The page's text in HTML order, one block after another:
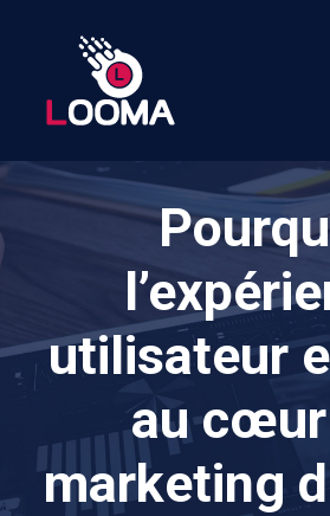
utilisateur
au
marketing